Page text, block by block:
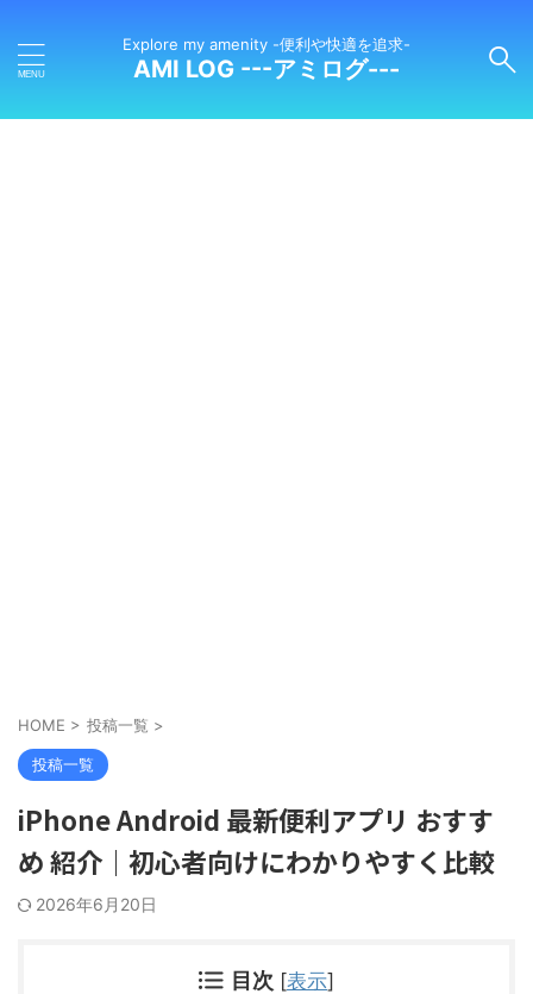
Explore my amenity -便利や快適を追求-
AMI LOG ---アミログ---
HOME > 投稿一覧 >
投稿一覧
iPhone Android 最新便利アプリ おすす
め 紹介｜初心者向けにわかりやすく比較
2026年6月20日
目次 [表示]